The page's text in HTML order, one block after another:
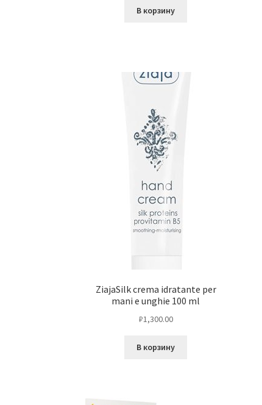
В корзину
ZiajaSilk crema idratante per
mani e unghie 100 ml
₽1,300.00
В корзину